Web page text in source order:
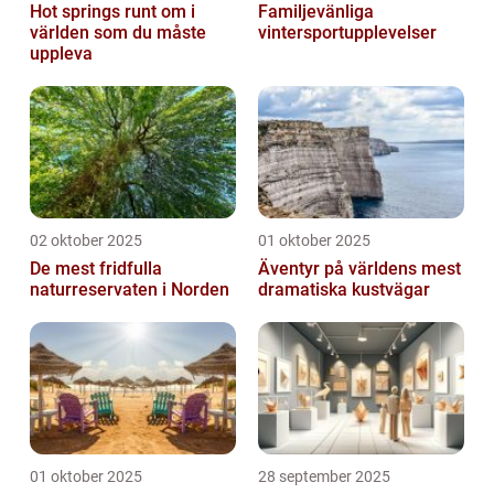
Hot springs runt om i
världen som du måste
uppleva
Familjevänliga
vintersportupplevelser
02 oktober 2025
De mest fridfulla
naturreservaten i Norden
01 oktober 2025
Äventyr på världens mest
dramatiska kustvägar
01 oktober 2025 28 september 2025